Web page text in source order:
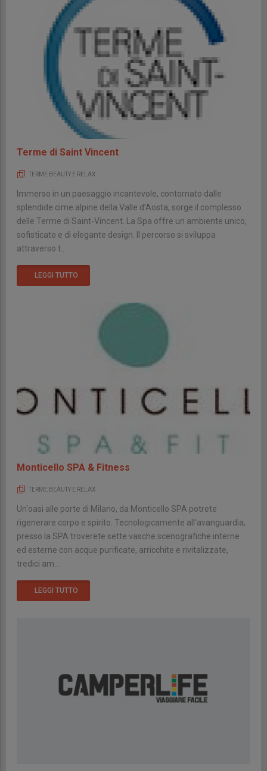
Terme di Saint Vincent
TERME BEAUTY E RELAX
Immerso in un paesaggio incantevole, contornato dalle
splendide cime alpine della Valle d’Aosta, sorge il complesso
delle Terme di Saint-Vincent. La Spa offre un ambiente unico,
sofisticato e di elegante design. Il percorso si sviluppa
attraverso t...
LEGGI TUTTO
Monticello SPA & Fitness
TERME BEAUTY E RELAX
Un'oasi alle porte di Milano, da Monticello SPA potrete
rigenerare corpo e spirito. Tecnologicamente all'avanguardia,
presso la SPA troverete sette vasche scenografiche interne
ed esterne con acque purificate, arricchite e rivitalizzate,
tredici am...
LEGGI TUTTO